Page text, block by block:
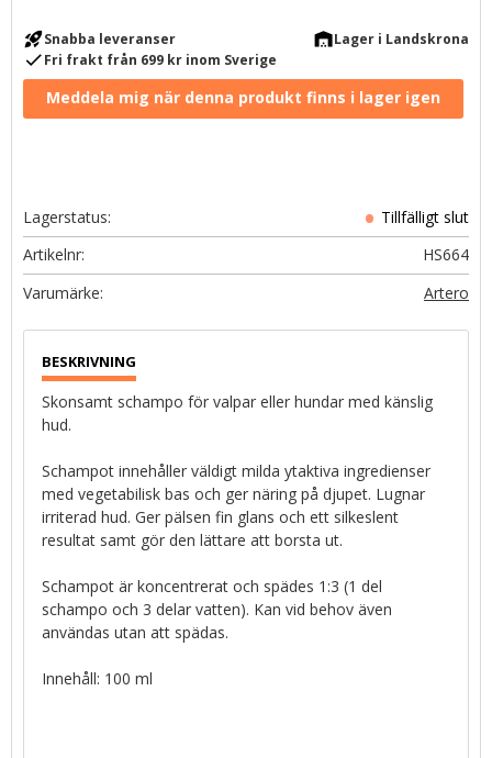
rocket_launchSnabba leveranser warehouseLager i Landskrona
checkFri frakt från 699 kr inom Sverige
Lagerstatus
Artikelnr
HS664
Artero
Skonsamt schampo för valpar eller hundar med känslig
hud.
Schampot innehåller väldigt milda ytaktiva ingredienser
med vegetabilisk bas och ger näring på djupet. Lugnar
irriterad hud. Ger pälsen fin glans och ett silkeslent
resultat samt gör den lättare att borsta ut.
Schampot är koncentrerat och spädes 1:3 (1 del
schampo och 3 delar vatten). Kan vid behov även
användas utan att spädas.
Innehåll: 100 ml